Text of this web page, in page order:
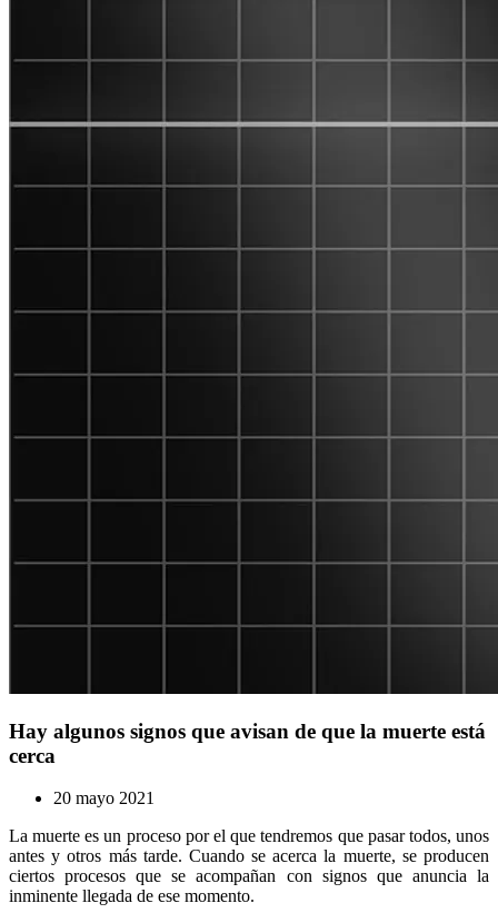
Hay algunos signos que avisan de que la muerte está
cerca
20 mayo 2021
La muerte es un proceso por el que tendremos que pasar todos, unos
antes y otros más tarde. Cuando se acerca la muerte, se producen
ciertos procesos que se acompañan con signos que anuncia la
inminente llegada de ese momento.